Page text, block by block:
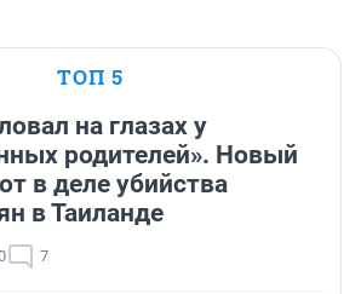
ТОП 5
на глазах у
родителей». Новый
в деле убийства
в Таиланде
7